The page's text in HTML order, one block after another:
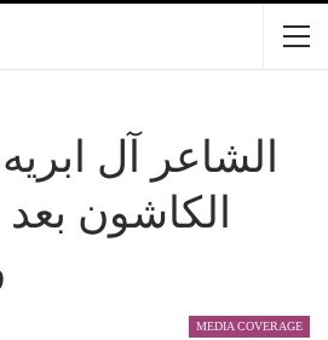
الشاعر آل
MEDIA COVERAGE